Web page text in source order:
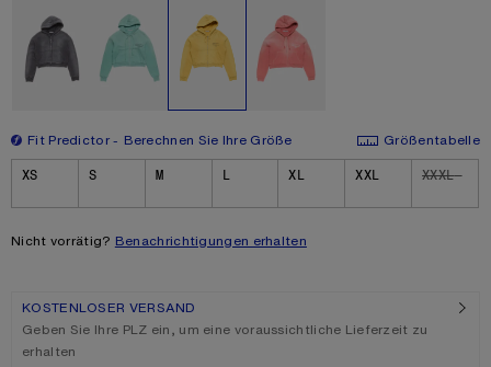
Fit Predictor Berechnen Sie Ihre Größe
Größentabelle
Size
XS S M L XL XXL XXXL
Nicht vorrätig? Benachrichtigungen erhalten
KOSTENLOSER VERSAND
Geben Sie Ihre PLZ ein, um eine voraussichtliche Lieferzeit zu
erhalten